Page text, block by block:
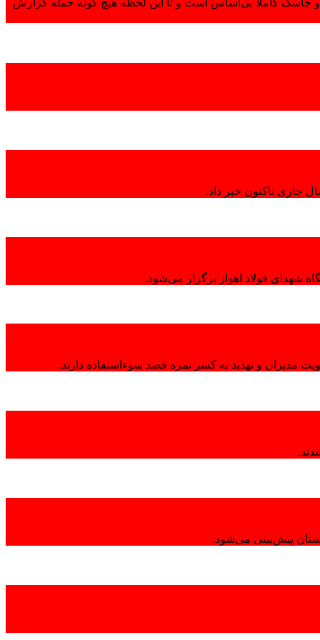
و جاسک کاملاً بی‌اساس است و تا این لحظه هیچ گونه حمله گزارش
جاری تاکنون خبر داد.
شهدای فولاد اهواز برگزار می‌شود.
مدیران و تهدید به کسر نمره قصد سوءاستفاده دارند.
پیش‌بینی می‌شود.